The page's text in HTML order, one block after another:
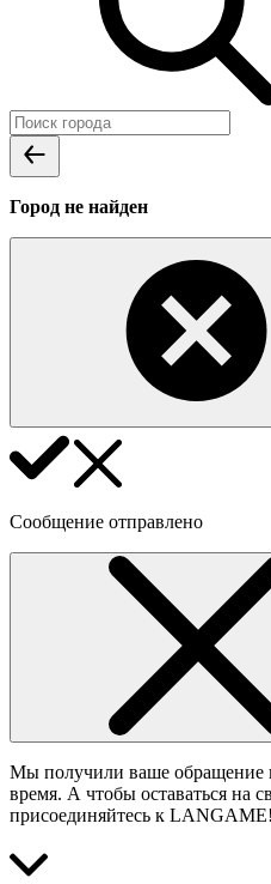
Город не найден
Сообщение отправлено
Мы получили ваше обращение
время. А чтобы оставаться на
присоединяйтесь к LANGAME!